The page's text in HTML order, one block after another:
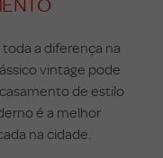
a diferença na
vintage pode
de estilo
é a melhor
na cidade.